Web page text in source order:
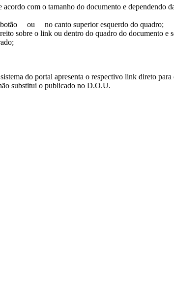
com o tamanho do documento e dependendo
ou
no canto superior esquerdo do quadro;
sobre o link ou dentro do quadro do documento
do portal apresenta o respectivo link direto
substitui o publicado no D.O.U.